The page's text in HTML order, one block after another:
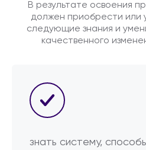
В результате освоения
должен приобрести или
следующие знания и
качественного
знать систему,